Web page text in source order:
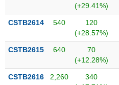
mục
ETF
Cổ
chi
tiết
(+29.41%)
CSTB2614 540
120
(+28.57%)
CSTB2615 640
70
(+12.28%)
CSTB2616 2,260
340
MỚI
Ngành
(-)